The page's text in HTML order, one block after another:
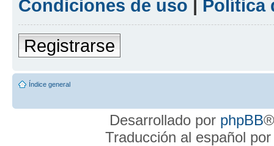
Condiciones de uso | Política
Registrarse
Índice general
Desarrollado por phpBB
Traducción al español